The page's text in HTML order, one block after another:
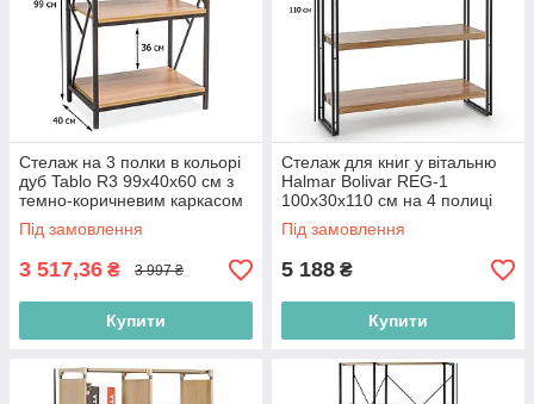
Стелаж на 3 полки в кольорі
дуб Tablo R3 99х40х60 см з
темно-коричневим каркасом
для офісу в стилі лофт
Під замовлення
3 517,36 ₴ 3 997 ₴
Купити
Стелаж для книг у вітальню
Halmar Bolivar REG-1
100х30х110 см на 4 полиці
дуб золотий із чорним
каркасом
Під замовлення
5 188 ₴
Купити